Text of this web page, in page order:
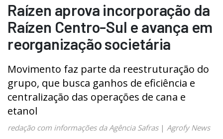
Raízen aprova incorporação da
Raízen Centro-Sul e avança em
reorganização societária
Movimento faz parte da reestruturação do
grupo, que busca ganhos de eficiência e
centralização das operações de cana e
etanol
redação com informações da Agência Safras| Agrofy News